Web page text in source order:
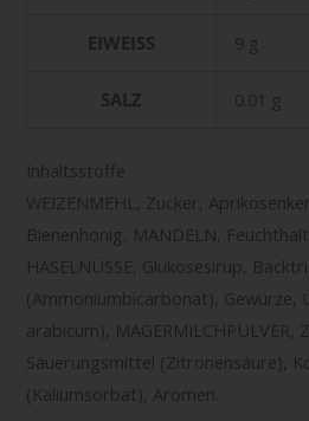
EIWEISS 9 g
SALZ 0.01 g
Inhaltsstoffe
WEIZENMEHL, Zucker,
Bienenhonig, MANDELN,
HASELNÜSSE, Glukosesirup,
(Ammoniumbicarbonat), Gewürze,
arabicum), MAGERMILCHPULVER,
Säuerungsmittel (Zitronensäure),
(Kaliumsorbat), Aromen.